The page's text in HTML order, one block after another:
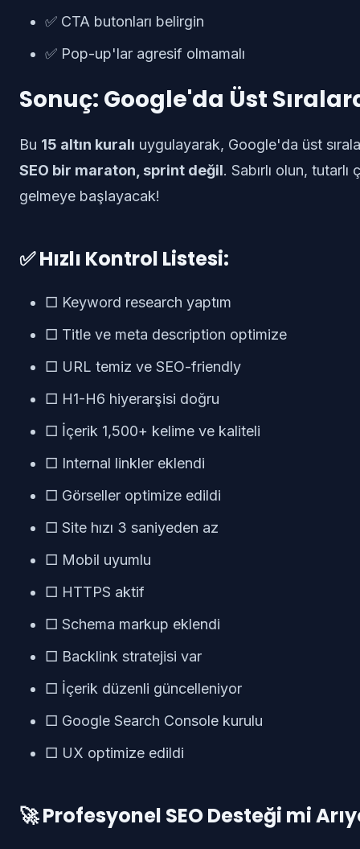
✅ CTA butonları belirgin
✅ Pop-up'lar agresif olmamalı
Sonuç: Google'da Üst
Bu 15 altın kuralı uygulayarak, Google'da üst
SEO bir maraton, sprint değil. Sabırlı olun,
gelmeye başlayacak!
✅ Hızlı Kontrol Listesi:
□ Keyword research yaptım
□ Title ve meta description optimize
□ URL temiz ve SEO-friendly
□ H1-H6 hiyerarşisi doğru
□ İçerik 1,500+ kelime ve kaliteli
□ Internal linkler eklendi
□ Görseller optimize edildi
□ Site hızı 3 saniyeden az
□ Mobil uyumlu
□ HTTPS aktif
□ Schema markup eklendi
□ Backlink stratejisi var
□ İçerik düzenli güncelleniyor
□ Google Search Console kurulu
□ UX optimize edildi
🚀 Profesyonel SEO Desteği mi